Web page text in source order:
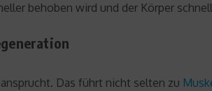
behoben wird und der Körper
Das führt nicht selten zu